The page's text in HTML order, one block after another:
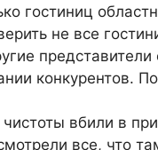
гостиниц
не все
конкурен­тов.
вби­ли в
все, что